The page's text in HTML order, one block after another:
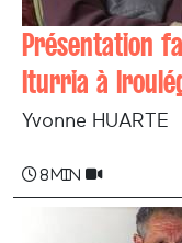
Présentation
Iturria à
Yvonne HUARTE
8 min